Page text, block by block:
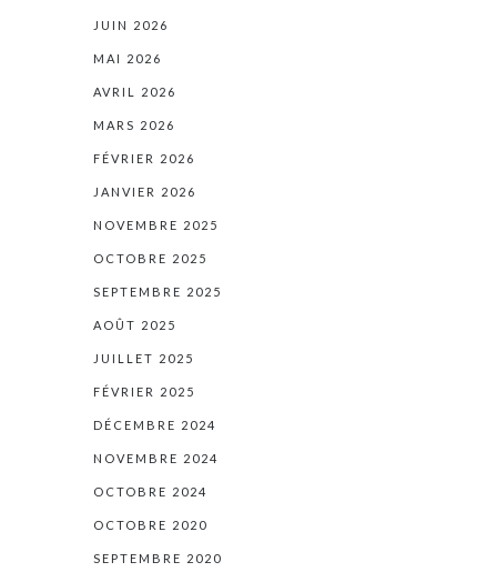
JUIN 2026
MAI 2026
AVRIL 2026
MARS 2026
FÉVRIER 2026
JANVIER 2026
NOVEMBRE 2025
OCTOBRE 2025
SEPTEMBRE 2025
AOÛT 2025
JUILLET 2025
FÉVRIER 2025
DÉCEMBRE 2024
NOVEMBRE 2024
OCTOBRE 2024
OCTOBRE 2020
SEPTEMBRE 2020